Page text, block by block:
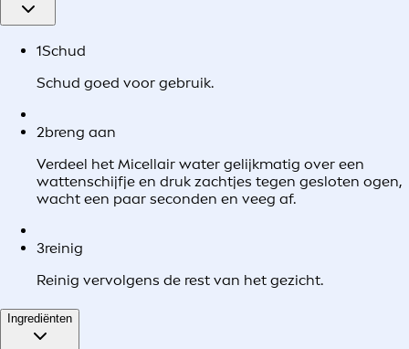
1Schud
Schud goed voor gebruik.
2breng aan
Verdeel het Micellair water gelijkmatig over een
wattenschijfje en druk zachtjes tegen gesloten ogen,
wacht een paar seconden en veeg af.
3reinig
Reinig vervolgens de rest van het gezicht.
Ingrediënten